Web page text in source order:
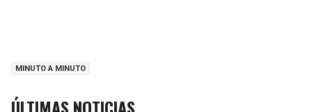
MINUTO A MINUTO